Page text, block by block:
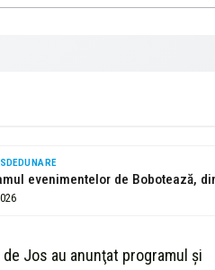
Jos au anunţat programul şi